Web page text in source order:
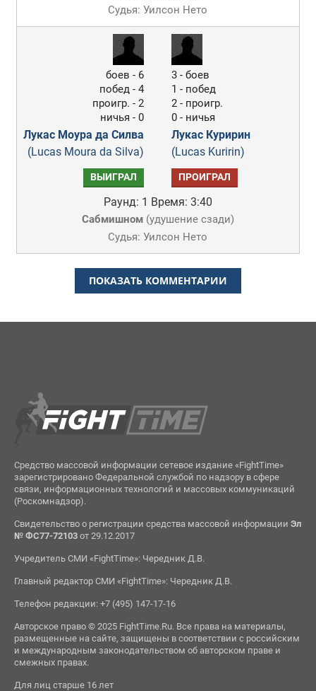
Судья: Уилсон Нето
боев - 6
побед - 4
проигр. - 2
ничья - 0
Лукас Моура да Силва
(Lucas Moura da Silva)
3 - боев
1 - побед
2 - проигр.
0 - ничья
Лукас Куририн
(Lucas Kuririn)
ВЫИГРАЛ ПРОИГРАЛ
Раунд: 1 Время: 3:40
Сабмишном(удушение сзади)
Судья: Уилсон Нето
ПОКАЗАТЬ КОММЕНТАРИИ
Средство массовой информации сетевое издание «FightTime»
зарегистрировано Федеральной службой по надзору в сфере
связи, информационных технологий и массовых коммуникаций
(Роскомнадзор).
Свидетельство о регистрации средства массовой информации Эл
№ ФС77-72103от 29.12.2017
Учредитель СМИ «FightTime»: Чередник Д.В.
Главный редактор СМИ «FightTime»: Чередник Д.В.
Телефон редакции: +7 (495) 147-17-16
Авторское право © 2025 FightTime.Ru. Все права на материалы,
размещенные на сайте, защищены в соответствии с российским
и международным законодательством об авторском праве и
смежных правах.
Для лиц старше 16 лет